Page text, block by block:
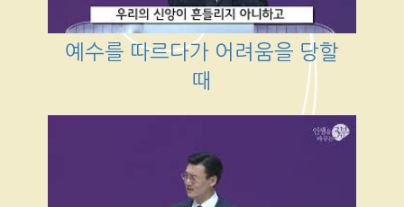
예수를 따르다가 어려움을 당할
때